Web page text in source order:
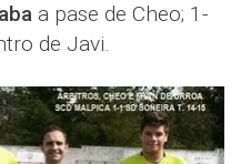
a pase de Cheo; 1-
de Javi.